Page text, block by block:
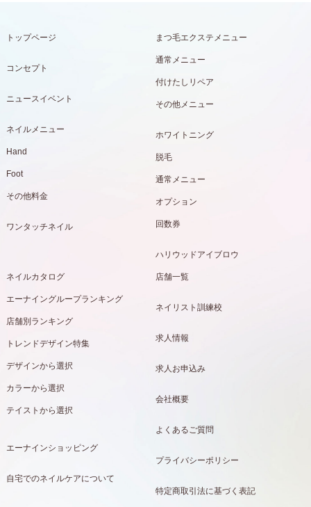
トップページ
コンセプト
ニュースイベント
ネイルメニュー
Hand
Foot
その他料金
ワンタッチネイル
まつ毛エクステメニュー
通常メニュー
付けたしリペア
その他メニュー
ホワイトニング
脱毛
通常メニュー
オプション
回数券
ハリウッドアイブロウ
ネイルカタログ
エーナイングループランキング
店舗別ランキング
トレンドデザイン特集
デザインから選択
カラーから選択
テイストから選択
エーナインショッピング
自宅でのネイルケアについて
店舗一覧
ネイリスト訓練校
求人情報
求人お申込み
会社概要
よくあるご質問
プライバシーポリシー
特定商取引法に基づく表記